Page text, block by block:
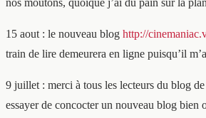
nos moutons, quoique j’ai du pain sur la
15 aout : le nouveau blog http://
train de lire demeurera en ligne puisqu’il
9 juillet : merci à tous les lecteurs du blog
essayer de concocter un nouveau blog